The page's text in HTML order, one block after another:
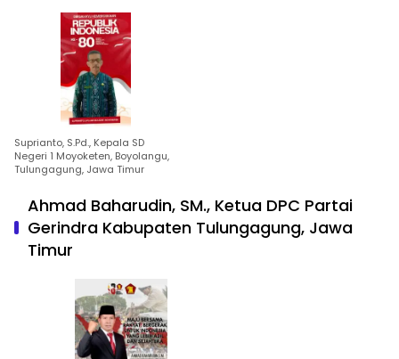
Suprianto, S.Pd., Kepala SD
Negeri 1 Moyoketen, Boyolangu,
Tulungagung, Jawa Timur
Ahmad Baharudin, SM., Ketua DPC Partai
Gerindra Kabupaten Tulungagung, Jawa
Timur